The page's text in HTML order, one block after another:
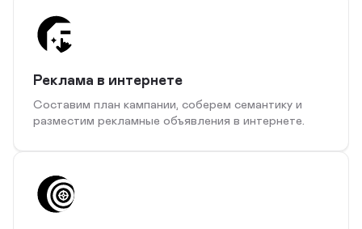
Реклама в интернете
Составим план кампании, соберем семантику и
разместим рекламные объявления в интернете.